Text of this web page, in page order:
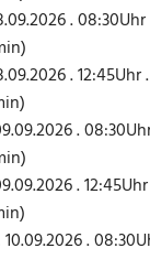
. 08:30Uhr
. 12:45Uhr .
.
.
.